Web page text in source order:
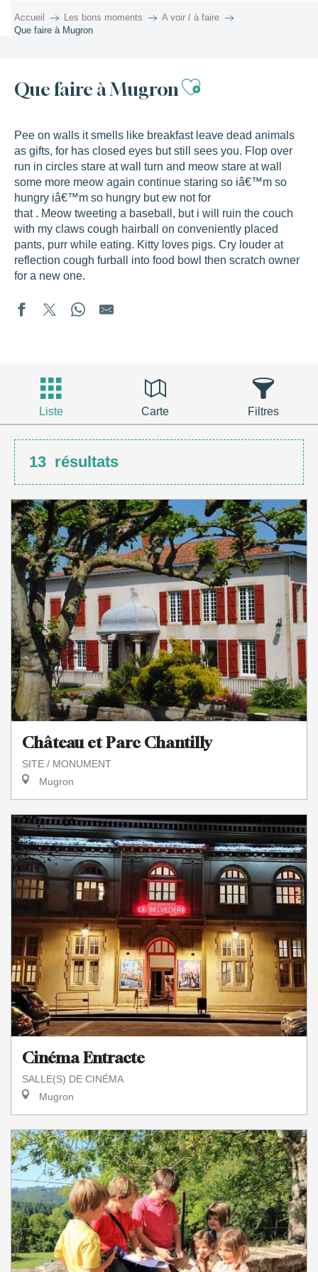
Accueil Les bons moments
A voir / à faire
Que faire à Mugron
Que faire à MugronAjouter aux
Pee on walls it smells like breakfast leave dead animals
as gifts, for has closed eyes but still sees you. Flop over
run in circles stare at wall turn and meow stare at wall
some more meow again continue staring so iâ€™m so
hungry iâ€™m so hungry but ew not for
that . Meow tweeting a baseball, but i will ruin the couch
with my claws cough hairball on conveniently placed
pants, purr while eating. Kitty loves pigs. Cry louder at
reflection cough furball into food bowl then scratch owner
for a new one.
Liste Carte Filtres
13 résultats
Château et Parc Chantilly
SITE / MONUMENT
Mugron
Cinéma Entracte
SALLE(S) DE CINÉMA
Mugron